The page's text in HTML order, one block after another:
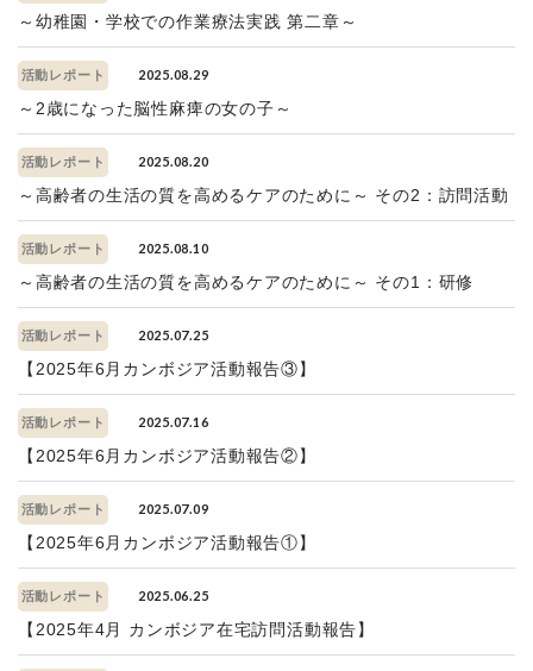
～幼稚園・学校での作業療法実践 第二章～
活動レポート 2025.08.29
～2歳になった脳性麻痺の女の子～
活動レポート 2025.08.20
～高齢者の生活の質を高めるケアのために～ その2：訪問活動
活動レポート 2025.08.10
～高齢者の生活の質を高めるケアのために～ その1：研修
活動レポート 2025.07.25
【2025年6月カンボジア活動報告③】
活動レポート 2025.07.16
【2025年6月カンボジア活動報告②】
活動レポート 2025.07.09
【2025年6月カンボジア活動報告①】
活動レポート 2025.06.25
【2025年4月 カンボジア在宅訪問活動報告】